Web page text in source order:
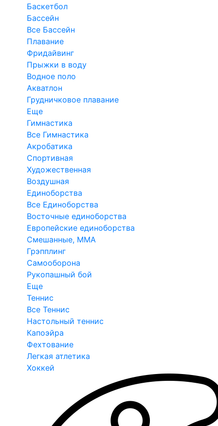
Баскетбол
Бассейн
Все Бассейн
Плавание
Фридайвинг
Прыжки в воду
Водное поло
Акватлон
Грудничковое плавание
Еще
Гимнастика
Все Гимнастика
Акробатика
Спортивная
Художественная
Воздушная
Единоборства
Все Единоборства
Восточные единоборства
Европейские единоборства
Смешанные, ММА
Грэпплинг
Самооборона
Рукопашный бой
Еще
Теннис
Все Теннис
Настольный теннис
Капоэйра
Фехтование
Легкая атлетика
Хоккей